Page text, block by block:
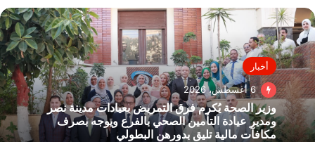
أخبار
6 أغسطس، 2026
وزير الصحة يُكرم فرق التمريض بعيادات مدينة نصر
ومدير عيادة التأمين الصحي بالفرع ويوجه بصرف
مكافآت مالية تليق بدورهن البطولي